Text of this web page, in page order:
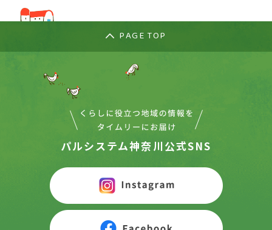
PAGE TOP
パルシステム神奈川公式SNS